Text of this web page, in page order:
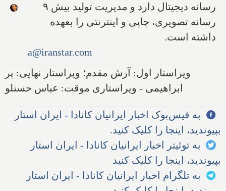
رسانه دیجیتال دارد و مدیریت تولید بیش ۹
رسانه تصویری، چاپی و اینترنتی را بعهده
داشته است.
a@iranstar.com
ویراستار اول: آرش مقدم؛ ویراستار نهایی: پر
ابراهیمی - ویراستاری موقت: عباس حسنلو
به فیس‌بوک اخبار ایرانیان کانادا - ایران استار
بپیوندید، اینجا را کلیک کنید.
به توئیتر اخبار ایرانیان کانادا - ایران استار
بپیوندید، اینجا را کلیک کنید
به تلگرام اخبار ایرانیان کانادا - ایران استار